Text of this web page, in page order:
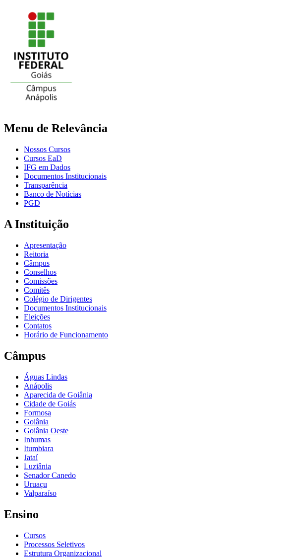
Menu de Relevância
Nossos Cursos
Cursos EaD
IFG em Dados
Documentos Institucionais
Transparência
Banco de Notícias
PGD
A Instituição
Apresentação
Reitoria
Câmpus
Conselhos
Comissões
Comitês
Colégio de Dirigentes
Documentos Institucionais
Eleições
Contatos
Horário de Funcionamento
Câmpus
Águas Lindas
Anápolis
Aparecida de Goiânia
Cidade de Goiás
Formosa
Goiânia
Goiânia Oeste
Inhumas
Itumbiara
Jataí
Luziânia
Senador Canedo
Uruaçu
Valparaíso
Ensino
Cursos
Processos Seletivos
Estrutura Organizacional